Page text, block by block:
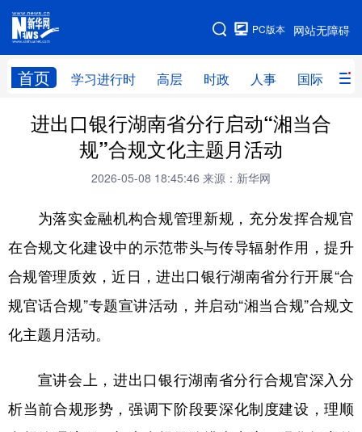
网站无障碍
PC版本
首页 学习进行时 高层 时政 人事 国际 财
网站地图
学习进行时 高层 时政 人事
财经 网评
全球连线
科技 科创 量子 体育
文化 书画 健康 军事
法律
学术中国 乡村振兴 银龄 溯源中国
进出口银行湖南省分行启动“湘当合
规”合规文化主题月活动
2026-05-08 18:45:46 来源：新华网
为落实金融机构合规管理新规，充分发挥合规官
在合规文化建设中的示范带头与传导辐射作用，提升
合规管理质效，近日，进出口银行湖南省分行开展“合
规官话合规”专题宣讲活动，并启动“湘当合规”合规文
化主题月活动。
宣讲会上，进出口银行湖南省分行合规官深入分
析当前合规形势，强调下阶段要深化制度建设，理顺